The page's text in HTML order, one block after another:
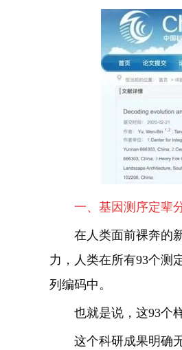
一、基因测序定辈
在人类面前裸奔的
力，人类在所有93个测
列编码中。
也就是说，这93个
这个科研成果明确